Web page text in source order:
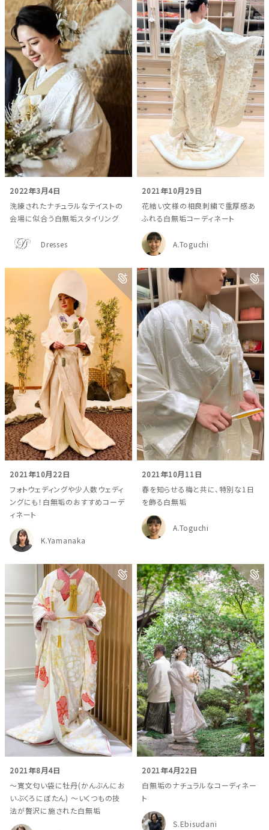
2022年3月4日
洗練されたナチュラルなテイストの
会場に似合う白無垢スタイリング
Dresses
2021年10月29日
花結い文様の相良刺繍で重厚感あ
ふれる白無垢コーディネート
A.Toguchi
2021年10月22日
フォトウェディングや少人数ウェディ
ングにも！白無垢のおすすめコーデ
ィネート
K.Yamanaka
2021年10月11日
春を知らせる梅と共に、特別な1日
を飾る白無垢
A.Toguchi
2021年8月4日
～寛文匂い袋に牡丹(かんぶんにお
いぶくろにぼたん) ～いくつもの技
法が贅沢に施された白無垢
2021年4月22日
白無垢のナチュラルなコーディネー
ト
S.Ebisudani